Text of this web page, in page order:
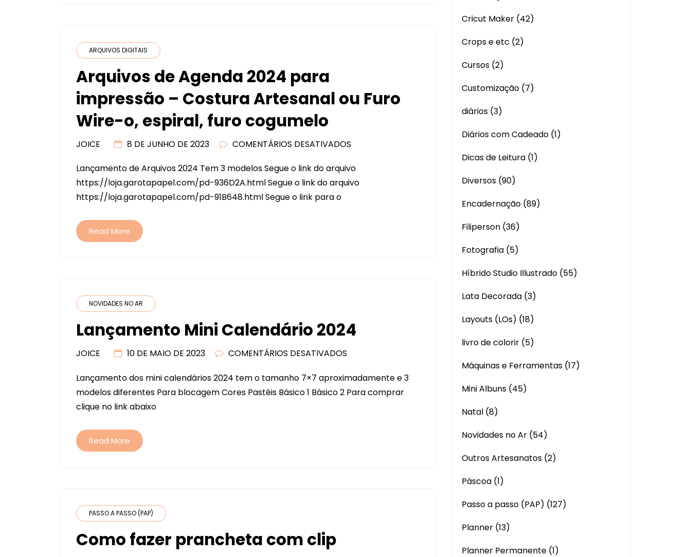
ARQUIVOS DIGITAIS
Arquivos de Agenda 2024 para
impressão – Costura Artesanal ou Furo
Wire-o, espiral, furo cogumelo
JOICE 8 DE JUNHO DE 2023 COMENTÁRIOS DESATIVADOS
DE
AGENDA
O,
COGUMELO
Lançamento de Arquivos 2024 Tem 3 modelos Segue o link do arquivo
https://loja.garotapapel.com/pd-936D2A.html Segue o link do arquivo
https://loja.garotapapel.com/pd-91B648.html Segue o link para o
Read More
NOVIDADES NO AR
Lançamento Mini Calendário 2024
JOICE 10 DE MAIO DE 2023 COMENTÁRIOS DESATIVADOS
MINI
CALENDÁRIO
Lançamento dos mini calendários 2024 tem o tamanho 7×7 aproximadamente e 3
modelos diferentes Para blocagem Cores Pastéis Básico 1 Básico 2 Para comprar
clique no link abaixo
Read More
PASSO A PASSO (PAP)
Como fazer prancheta com clip
Cricut Maker (42)
Crops e etc (2)
Cursos (2)
Customização (7)
diários (3)
Diários com Cadeado (1)
Dicas de Leitura (1)
Diversos (90)
Encadernação (89)
Filiperson (36)
Fotografia (5)
Híbrido Studio Illustrado (55)
Lata Decorada (3)
Layouts (LOs) (18)
livro de colorir (5)
Máquinas e Ferramentas (17)
Mini Albuns (45)
Natal (8)
Novidades no Ar (54)
Outros Artesanatos (2)
Páscoa (1)
Passo a passo (PAP) (127)
Planner (13)
Planner Permanente (1)